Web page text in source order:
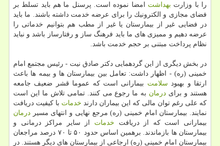
را با وزارت بهداشت امضا نموده است. پرسنل ما هم باید تسلط بر
فضای مجازی و الكترونیك را برای عرضه خدمت داشته باشند. ما باید
در فضایی غیر از بیمارستان یا غیر از مطب هم بتوانیم خدماتی را
عرضه دهیم و ممیزی های ما باید فرهنگ ساز و رفتارساز باشد و نباید
نظام پرداخت مبتنی بر حجم خدمت باشد.
در بخش دیگری از این گردهمایی دكتر صادق نیت - رئیس مجتمع امام
خمینی (ره) - اظهار داشت: تعامل بین بیمارستان ها و بیمه ها باعث
ارتقا و بهبود سلامت بیمارانی است كه عموما قشر ضعیف جامعه
هستند و برای درمان به ما رجوع می كنند. تمامی تلاش ما این است
كه علی رغم توان مالی كه این بیماران دارند خدمات با كیفیت دریافت
نمایند. بیمارستان امام خمینی (ره) مرجع نهایی و انتهای مسیر درمان
بیمارانی است كه از دریافت خدمات از سایر مراكز درمانی و
بیمارستان ها بازماندند. برهمین اساس حدود ۵۰ تا ۷۰ درصد مراجعان
بیمارستان امام خمینی (ره) ارجاعی از بیمارستان های دیگر هستند. در